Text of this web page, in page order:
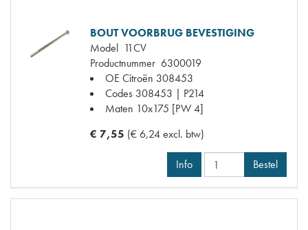
BOUT VOORBRUG BEVESTIGING
Model 11CV
Productnummer 6300019
OE Citroën 308453
Codes 308453 | P214
Maten 10x175 [PW 4]
€ 7,55 (€ 6,24 excl. btw)
Info Bestel